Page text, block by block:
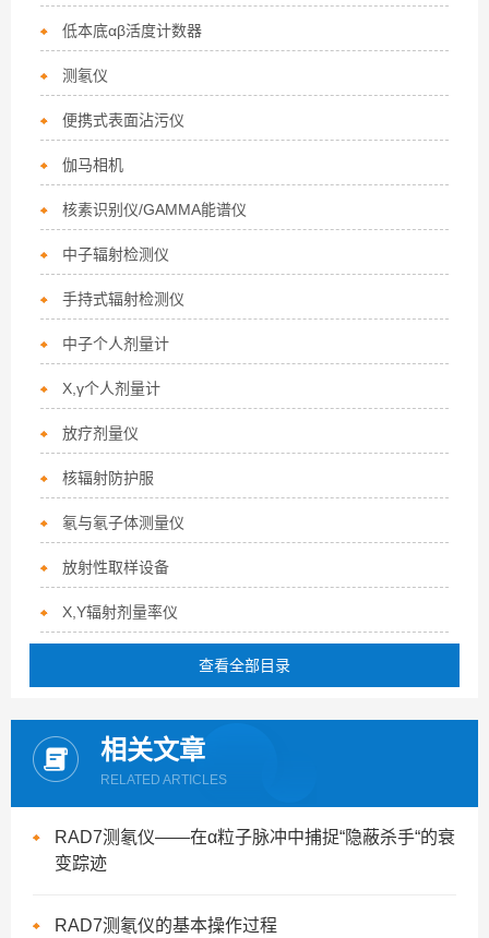
低本底αβ活度计数器
测氡仪
便携式表面沾污仪
伽马相机
核素识别仪/GAMMA能谱仪
中子辐射检测仪
手持式辐射检测仪
中子个人剂量计
X,γ个人剂量计
放疗剂量仪
核辐射防护服
氡与氡子体测量仪
放射性取样设备
X,Y辐射剂量率仪
查看全部目录
相关文章
RELATED ARTICLES
RAD7测氡仪——在α粒子脉冲中捕捉“隐蔽杀手“的衰
变踪迹
RAD7测氡仪的基本操作过程